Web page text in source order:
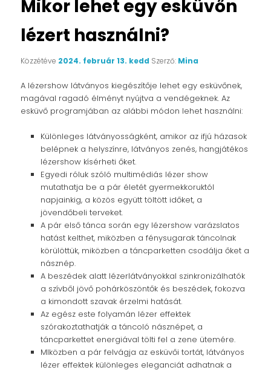
Mikor lehet egy esküvőn
lézert használni?
Közzétéve 2024. február 13. kedd Szerző: Mina
A lézershow látványos kiegészítője lehet egy esküvőnek,
magával ragadó élményt nyújtva a vendégeknek. Az
esküvő programjában az alábbi módon lehet használni:
Különleges látványosságként, amikor az ifjú házasok
belépnek a helyszínre, látványos zenés, hangjátékos
lézershow kísérheti őket.
Egyedi róluk szóló multimédiás lézer show
mutathatja be a pár életét gyermekkoruktól
napjainkig, a közös együtt töltött időket, a
jövendőbeli terveket.
A pár első tánca során egy lézershow varázslatos
hatást kelthet, miközben a fénysugarak táncolnak
körülöttük, miközben a táncparketten csodálja őket a
násznép.
A beszédek alatt lézerlátványokkal szinkronizálhatók
a szívből jövő pohárköszöntők és beszédek, fokozva
a kimondott szavak érzelmi hatását.
Az egész este folyamán lézer effektek
szórakoztathatják a táncoló násznépet, a
táncparkettet energiával tölti fel a zene ütemére.
MIközben a pár felvágja az esküvői tortát, látványos
lézer effektek különleges eleganciát adhatnak a